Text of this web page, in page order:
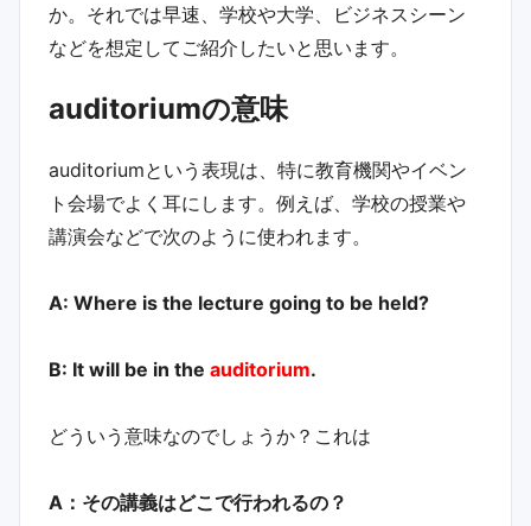
か。それでは早速、学校や大学、ビジネスシーン
などを想定してご紹介したいと思います。
auditoriumの意味
auditoriumという表現は、特に教育機関やイベン
ト会場でよく耳にします。例えば、学校の授業や
講演会などで次のように使われます。
A: Where is the lecture going to be held?
B: It will be in the auditorium.
どういう意味なのでしょうか？これは
A：その講義はどこで行われるの？